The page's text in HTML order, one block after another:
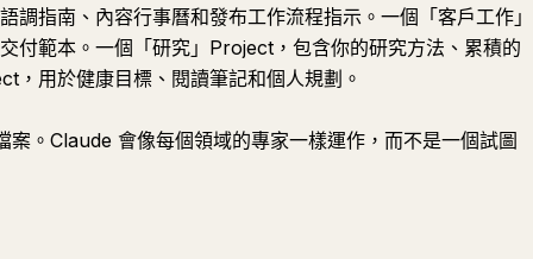
指南、內容行事曆和發布工作流程指示。一個「客戶工作」
付範本。一個「研究」Project，包含你的研究方法、累積的
，用於健康目標、閱讀筆記和個人規劃。
。Claude 會像每個領域的專家一樣運作，而不是一個試圖